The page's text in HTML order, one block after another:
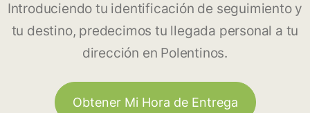
Introduciendo tu identificación de seguimiento y
tu destino, predecimos tu llegada personal a tu
dirección en Polentinos.
Obtener Mi Hora de Entrega